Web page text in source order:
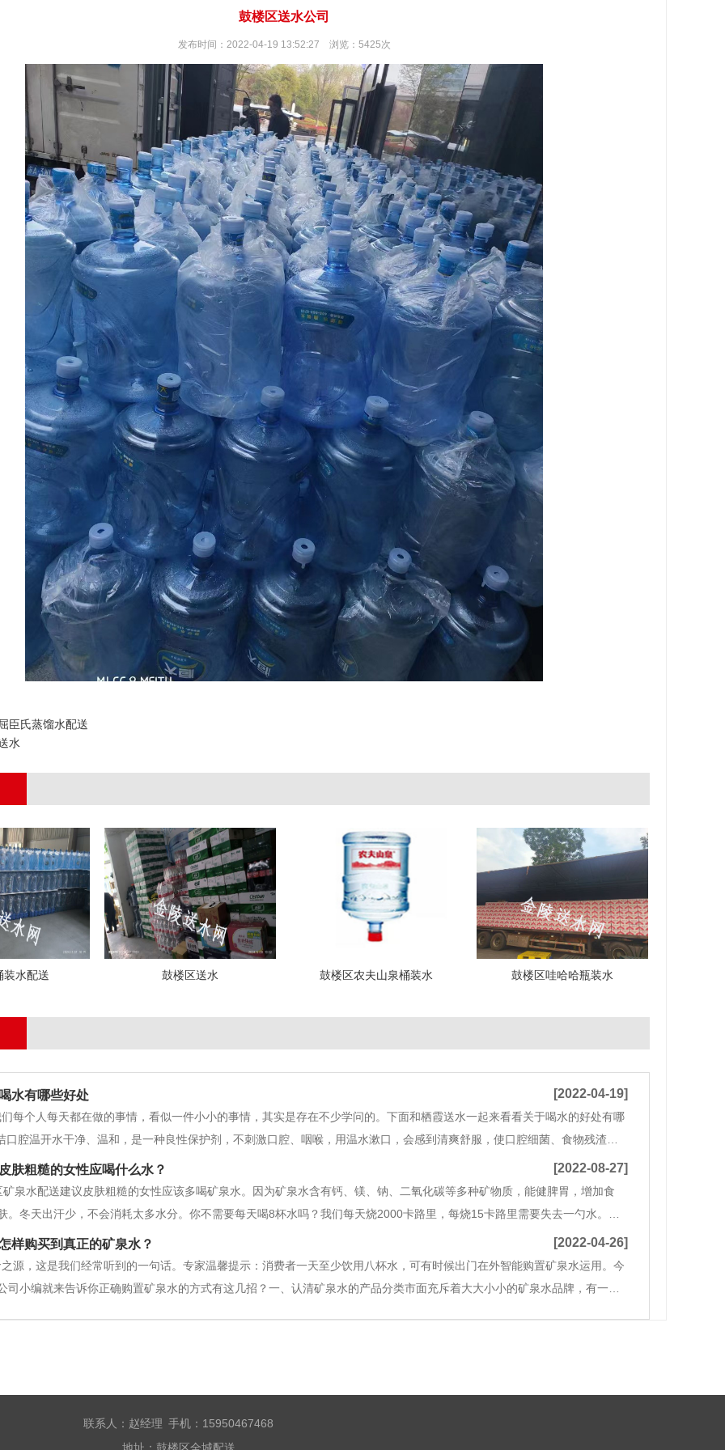
鼓楼区送水公司
发布时间：2022-04-19 13:52:27 浏览：5425次
臣氏蒸馏水配送
水
装水配送 鼓楼区送水 鼓楼区农夫山泉桶装水 鼓楼区哇哈哈瓶装水
水有哪些好处 [2022-04-19]
每个人每天都在做的事情，看似一件小小的事情，其实是存在不少学问的。下面和栖霞送水一起来看看关于喝水的好处有哪
口腔温开水干净、温和，是一种良性保护剂，不刺激口腔、咽喉，用温水漱口，会感到清爽舒服，使口腔细菌、食物残渣更
促进食物吸收早上喝杯温开水，水到之处都能冲得“干干净净”，帮肠胃、肝肾肩负，不但能缓解便秘，降低脑血栓、心肌梗塞
能帮你有效吸收早餐。以
肤粗糙的女性应喝什么水？ [2022-08-27]
泉水配送建议皮肤粗糙的女性应该多喝矿泉水。因为矿泉水含有钙、镁、钠、二氧化碳等多种矿物质，能健脾胃，增加食
。冬天出汗少，不会消耗太多水分。你不需要每天喝8杯水吗？我们每天烧2000卡路里，每烧15卡路里需要失去一勺水。每
补充每天的流失。而且饮用水可以带走体内的废物和毒素，饮用水充足的人比饮用水少的人更不用担心皮肤问题。因此，冬季
样购买到真正的矿泉水？ [2022-04-26]
源，这是我们经常听到的一句话。专家温馨提示：消费者一天至少饮用八杯水，可有时候出门在外智能购置矿泉水运用。今
司小编就来告诉你正确购置矿泉水的方式有这几招？一、认清矿泉水的产品分类市面充斥着大大小小的矿泉水品牌，有一些
联系人：赵经理 手机：15950467468